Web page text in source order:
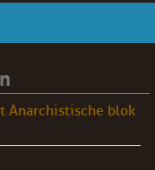
Anarchistische blok